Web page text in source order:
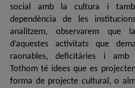
social amb la cultura i
dependència de les
analitzem, observarem que
d’aquestes activitats que
raonables, deficitàries i amb
Tothom té idees que es
forma de projecte cultural, o